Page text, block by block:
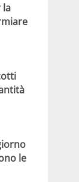
la
le